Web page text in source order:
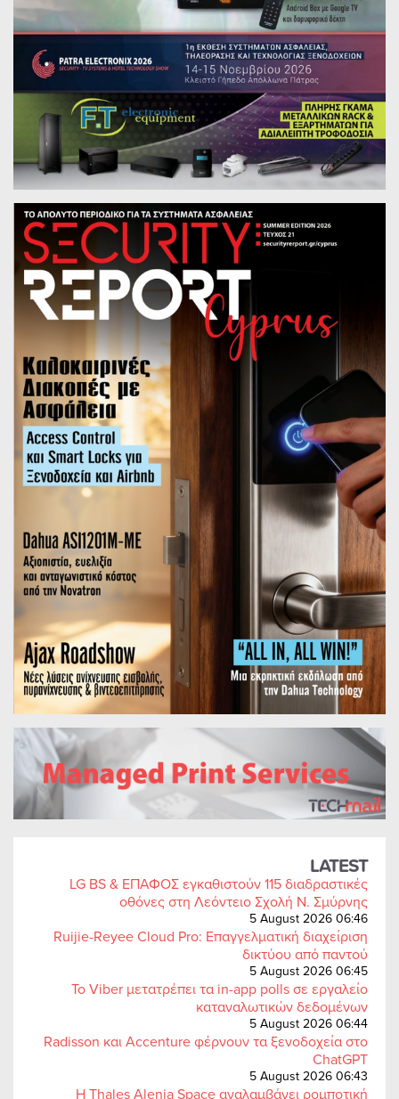
LATEST
LG BS & ΕΠΑΦΟΣ εγκαθιστούν 115 διαδραστικές
οθόνες στη Λεόντειο Σχολή Ν. Σμύρνης
5 August 2026 06:46
Ruijie-Reyee Cloud Pro: Επαγγελματική διαχείριση
δικτύου από παντού
5 August 2026 06:45
Το Viber μετατρέπει τα in-app polls σε εργαλείο
καταναλωτικών δεδομένων
5 August 2026 06:44
Radisson και Accenture φέρνουν τα ξενοδοχεία στο
ChatGPT
5 August 2026 06:43
Η Thales Alenia Space αναλαμβάνει ρομποτική